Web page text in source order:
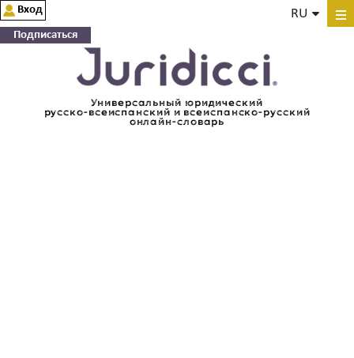
Универсальный юридический
русско-всеиспанский и всеиспанско-русский
онлайн-словарь
RU
Вход
Подписаться